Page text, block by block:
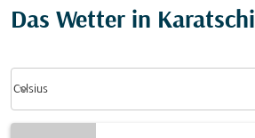
Das Wetter in Karatschi
Celsius
keyboard_arrow_down